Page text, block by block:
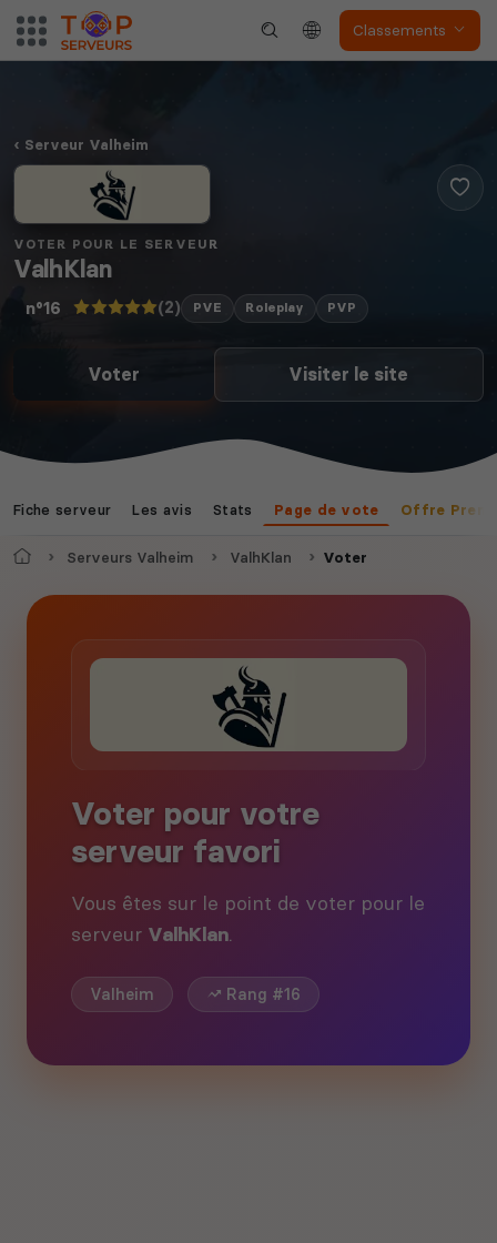
Classements
Serveur Valheim
VOTER POUR LE SERVEUR
ValhKlan
n°16 (2) PVE Roleplay PVP
Voter Visiter le site
Fiche serveur Les avis Stats Page de vote Offre
AccueilServeurs Valheim ValhKlan Voter
Voter pour votre
serveur favori
Vous êtes sur le point de voter pour le
serveur ValhKlan.
Valheim Rang #16